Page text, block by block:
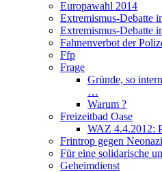
Europawahl 2014
Extremismus-Debatte
Extremismus-Debatte
Fahnenverbot der
Ffp
Frage
Gründe, so
…
Warum ?
Freizeitbad Oase
WAZ 4.4.2012:
Frintrop gegen
Für eine solidarische
Geheimdienst